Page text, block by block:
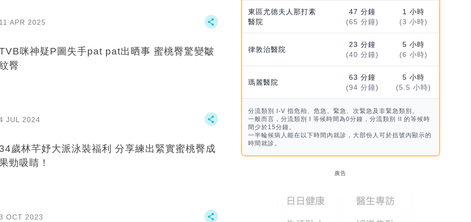
11 APR 2025
咪神疑P圖失手pat pat出晒事 蜜桃臀驚變皺
臀
JUL 2024
34歲林芊妤大派泳裝福利 分享練出緊實蜜桃臀成
勁吸睛！
OCT 2023
東區尤德夫人那打素
醫院
47 分鐘
(65 分鐘)
1 小時
(3 小時)
律敦治醫院
23 分鐘
(40 分鐘)
5 小時
(6 小時)
瑪麗醫院
63 分鐘
(94 分鐘)
5 小時
(5.5 小時)
分流類別 I-V 指危殆、危急、緊急、次緊急及非緊急類別。
一般而言，分流類別 I 等候時間為0分鐘，分流類別 II 的等候時
間少於15分鐘。
一半輪候病人能在以下時間內就診，大部份人可於括號內顯示的
時間就診。
廣告